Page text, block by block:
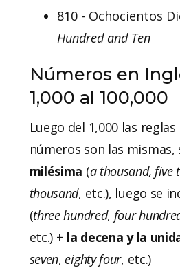
810 - Ochocientos
Hundred and Ten
Números en
1,000 al 100,000
Luego del 1,000 las
números son las mismas,
milésima (a thousand, five
thousand, etc.), luego se
(threehundred, four
etc.) + la decena y la
seven, eighty four, etc.)